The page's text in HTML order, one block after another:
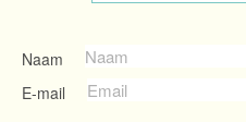
Naam
E-mail